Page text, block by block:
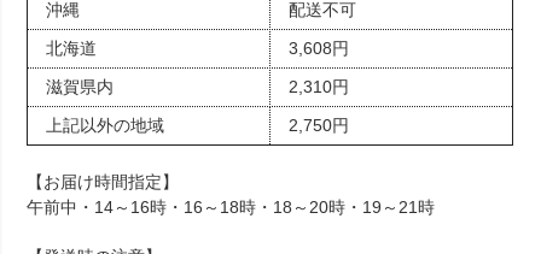
沖縄
配送不可
北海道
3,608円
滋賀県内
2,310円
上記以外の地域
2,750円
【お届け時間指定】
午前中・14～16時・16～18時・18～20時・19～21時